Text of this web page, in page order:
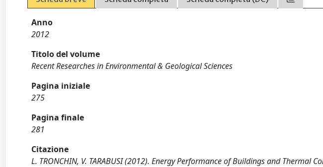
Anno
2012
Titolo del volume
Recent Researches in Environmental & Geological Sciences
Pagina iniziale
275
Pagina finale
281
Citazione
L. TRONCHIN, V. TARABUSI (2012). Energy Performance of Buildings and Thermal